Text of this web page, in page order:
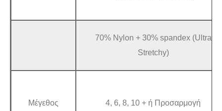
70% Nylon + 30% spandex (Ultra
Stretchy)
Μέγεθος 4, 6, 8, 10 + ή Προσαρμογή